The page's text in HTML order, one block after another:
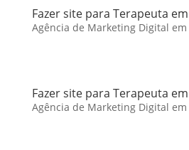
Fazer site para Terapeuta
Agência de Marketing Digital
Fazer site para Terapeuta
Agência de Marketing Digital